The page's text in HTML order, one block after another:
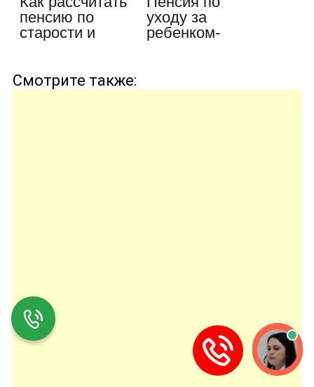
пенсию по
старости и
уходу за
ребенком-
Смотрите также: